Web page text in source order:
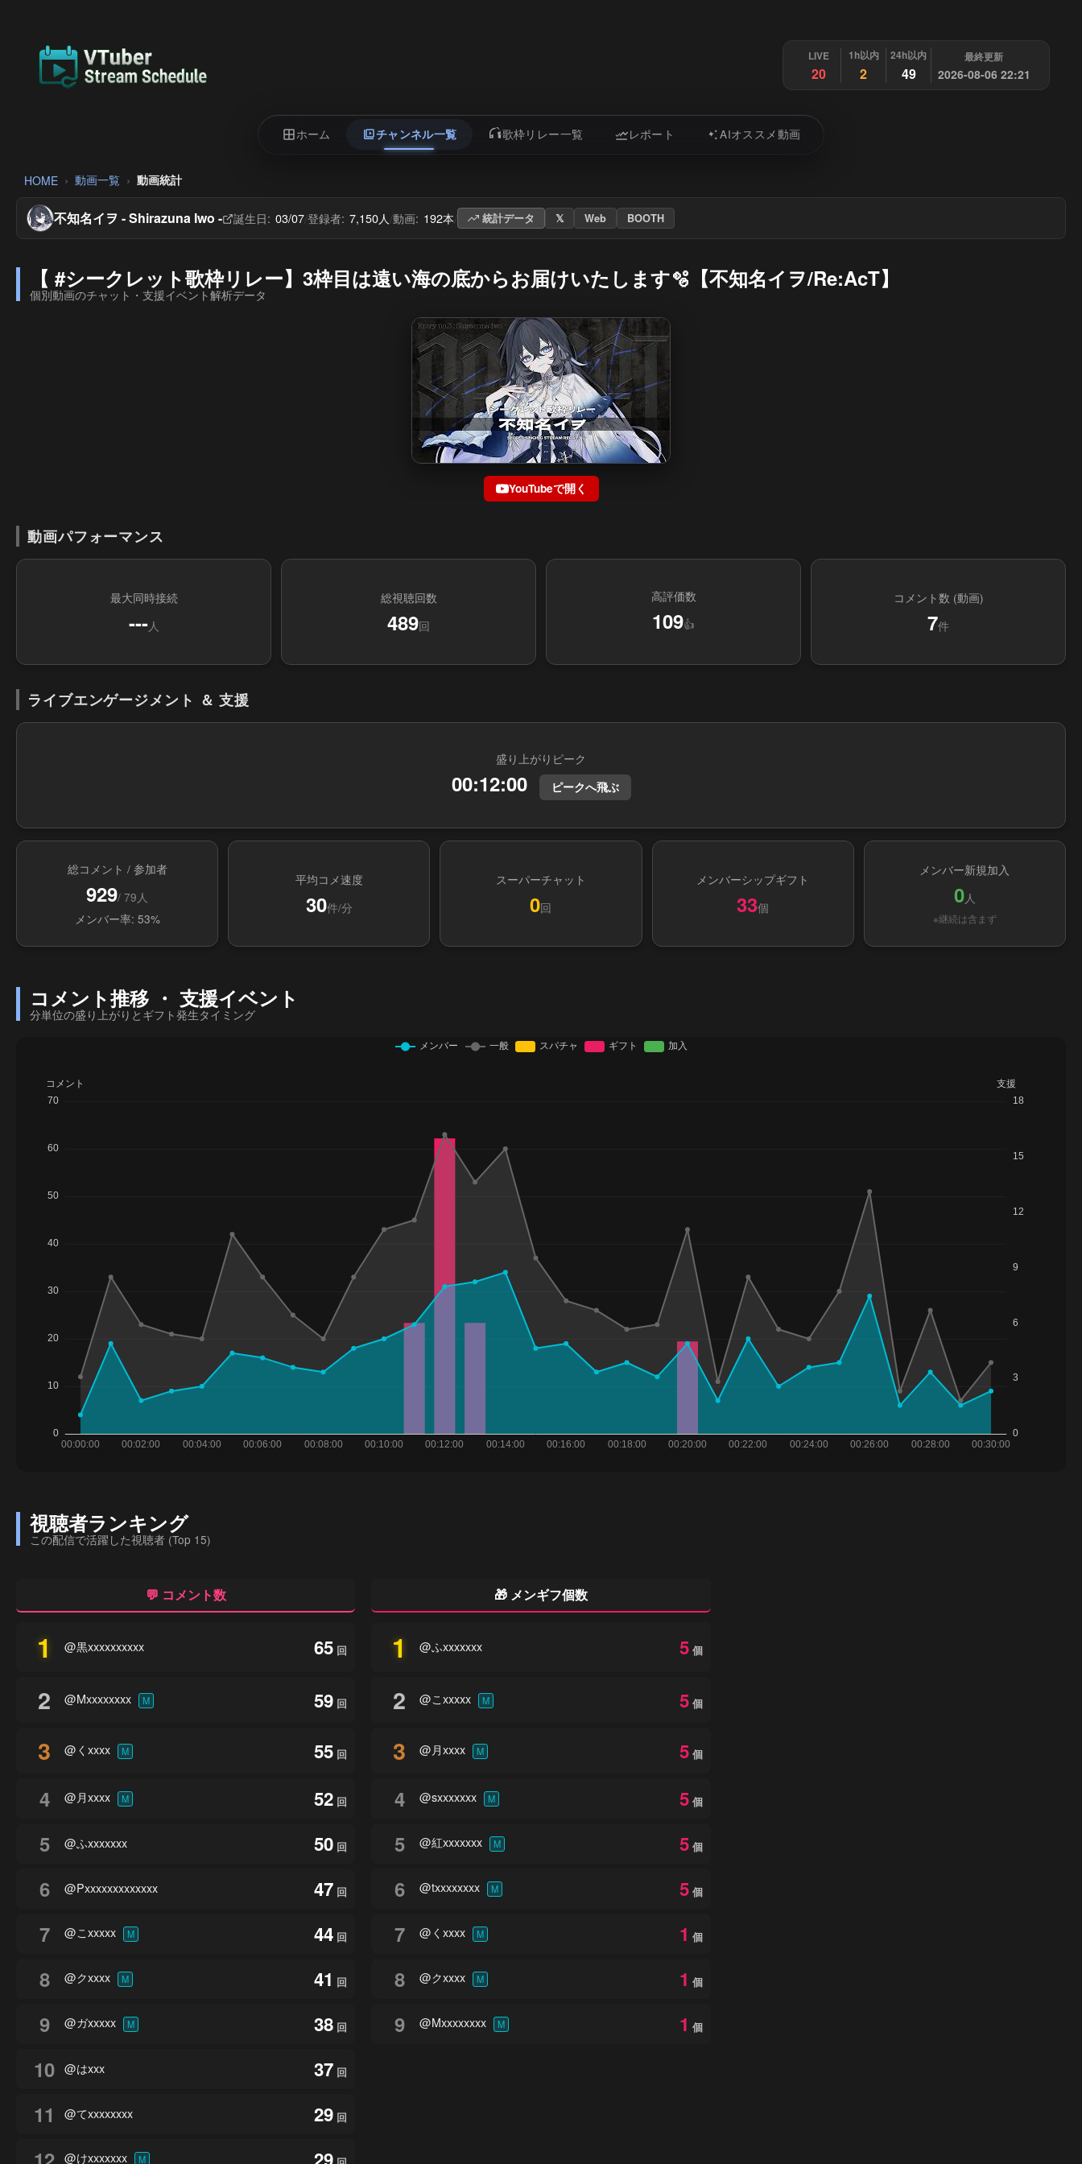
LIVE
20
1h以内
2
24h以内
49
最終更新
2026-08-06 22:21
ホーム チャンネル一覧 歌枠リレー一覧 レポート AIオススメ動画
HOME 動画一覧 動画統計
不知名イヲ - Shirazuna Iwo - 誕生日: 03/07/登録者: 7,150人/動画: 192本/ 統計データ 𝕏 Web BOOTH
【 #シークレット歌枠リレー】3枠目は遠い海の底からお届けいたします🫧【不知名イヲ/Re:AcT】
個別動画のチャット・支援イベント解析データ
YouTubeで開く
動画パフォーマンス
最大同時接続
---人
総視聴回数
489回
高評価数
109👍
コメント数 (動画)
7件
ライブエンゲージメント ＆ 支援
盛り上がりピーク
00:12:00 ピークへ飛ぶ
総コメント / 参加者
929/ 79人
メンバー率: 53%
平均コメ速度
30件/分
スーパーチャット
0回
メンバーシップギフト
33個
メンバー新規加入
0人
※継続は含まず
コメント推移 ・ 支援イベント
分単位の盛り上がりとギフト発生タイミング
視聴者ランキング
この配信で活躍した視聴者 (Top 15)
💬 コメント数
1 @黒xxxxxxxxxx 65 回
2 @Mxxxxxxxx M 59 回
3 @くxxxx M 55 回
4 @月xxxx M 52 回
5 @ふxxxxxxx 50 回
6 @Pxxxxxxxxxxxxx 47 回
7 @こxxxxx M 44 回
8 @クxxxx M 41 回
9 @ガxxxxx M 38 回
10 @はxxx 37 回
11 @てxxxxxxxx 29 回
@けxxxxxxx M
🎁 メンギフ個数
1 @ふxxxxxxx 5 個
2 @こxxxxx M 5 個
3 @月xxxx M 5 個
4 @sxxxxxxx M 5 個
5 @紅xxxxxxx M 5 個
6 @txxxxxxxx M 5 個
7 @くxxxx M 1 個
8 @クxxxx M 1 個
9 @Mxxxxxxxx M 1 個